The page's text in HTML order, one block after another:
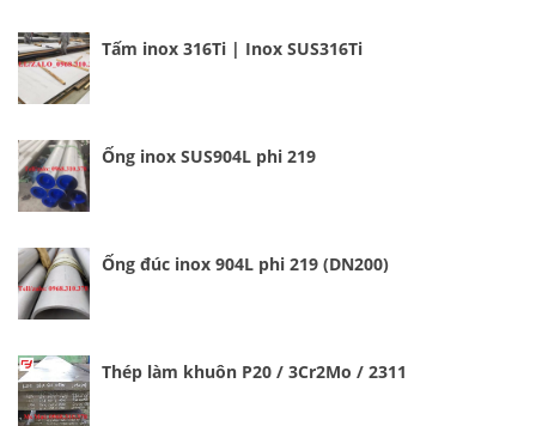
Tấm inox 316Ti | Inox SUS316Ti
Ống inox SUS904L phi 219
Ống đúc inox 904L phi 219 (DN200)
Thép làm khuôn P20 / 3Cr2Mo / 2311